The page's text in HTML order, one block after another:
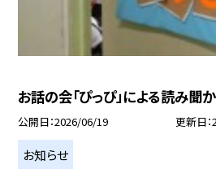
お話の会「ぴっぴ」による読み聞
公開日 2026/06/19 更新日
お知らせ